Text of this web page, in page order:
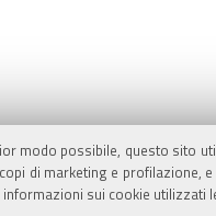
modo possibile, questo sito
di marketing e
sui cookie utilizzati